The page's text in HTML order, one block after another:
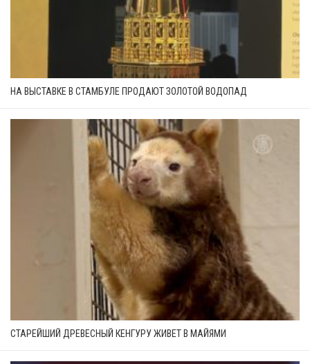
НА ВЫСТАВКЕ В СТАМБУЛЕ ПРОДАЮТ ЗОЛОТОЙ ВОДОПАД
СТАРЕЙШИЙ ДРЕВЕСНЫЙ КЕНГУРУ ЖИВЕТ В МАЙЯМИ